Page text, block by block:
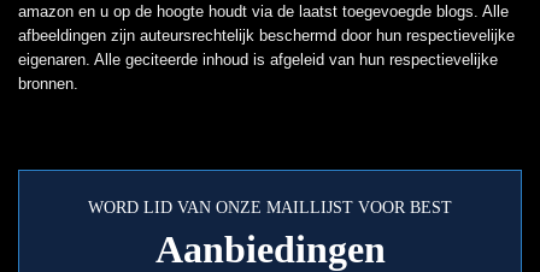
amazon en u op de hoogte houdt via de laatst toegevoegde blogs. Alle
afbeeldingen zijn auteursrechtelijk beschermd door hun respectievelijke
eigenaren. Alle geciteerde inhoud is afgeleid van hun respectievelijke
bronnen.
WORD LID VAN ONZE MAILLIJST VOOR BEST
Aanbiedingen